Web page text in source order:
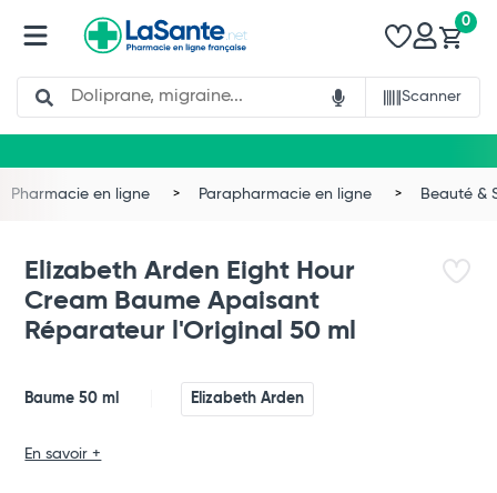
Search
Scanner
0
Pharmacie en ligne Parapharmacie en ligne Beauté &
Elizabeth Arden Eight Hour
Cream Baume Apaisant
Réparateur l'Original 50 ml
Baume 50 ml Elizabeth Arden
En savoir +